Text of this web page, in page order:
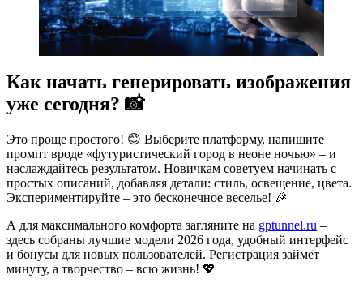
Как начать генерировать изображения
уже сегодня? 📸
Это проще простого! 😊 Выберите платформу, напишите
промпт вроде «футуристический город в неоне ночью» – и
наслаждайтесь результатом. Новичкам советуем начинать с
простых описаний, добавляя детали: стиль, освещение, цвета.
Экспериментируйте – это бесконечное веселье! 🎉
А для максимального комфорта загляните на gptunnel.ru –
здесь собраны лучшие модели 2026 года, удобный интерфейс
и бонусы для новых пользователей. Регистрация займёт
минуту, а творчество – всю жизнь! 💖